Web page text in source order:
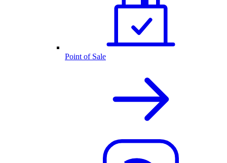
Point of Sale